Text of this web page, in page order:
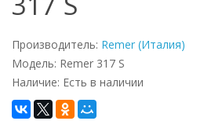
Производитель: Remer (Италия)
Модель: Remer 317 S
Наличие: Есть в наличии